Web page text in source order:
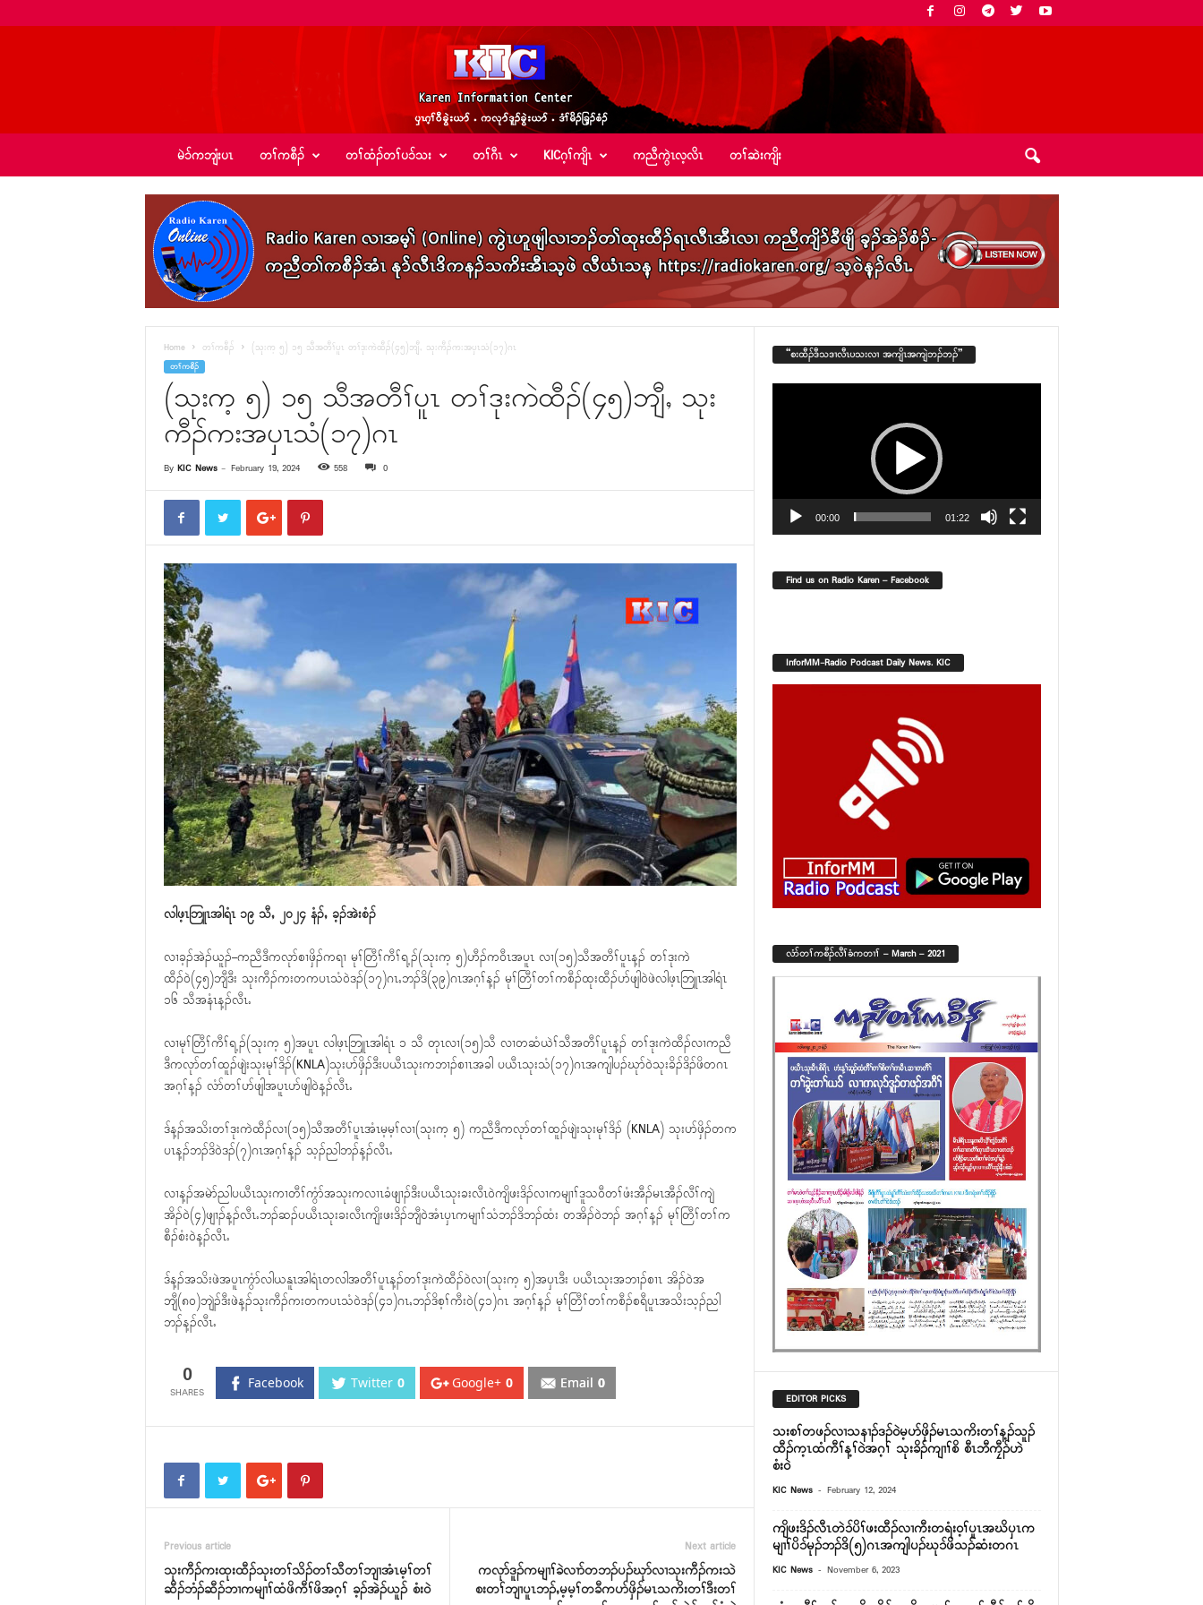
အဲ
မဲၥ်ကဘျံးပၤ တၢ်ကစီၣ် တၢ်ထံၣ်တၢ်ပၥ်သး တၢ်ဂီၤ KICဂ့ၢ်ကျိၤ ကညီကွဲၤလ့လိၤ တၢ်ဆဲးကျိး
Home တၢ်ကစီၣ် (သုးက့ ၅) ၁၅ သီအတီၢ်ပူၤ တၢ်ဒုးကဲထီၣ်(၄၅)ဘျီႇ သုးကီၣ်ကးအၦၤသံ(၁၇)ဂၤ
တၢ်ကစီၣ်
(သုးက့ ၅) ၁၅ သီအတီၢ်ပူၤ တၢ်ဒုးကဲထီၣ်(၄၅)ဘျီႇ သုး
ကီၣ်ကးအၦၤသံ(၁၇)ဂၤ
By KIC News- February 19, 2024 558 0
လါဖ့ၤဘြူၤအါရံၤ ၁၉ သီႇ ၂၀၂၄ နံၣ်ႇ ခ့ၣ်အဲးစံၣ်
လၢခ့ၣ်အဲၣ်ယူၣ်–ကညီဒီကလုာ်စၢဖှိၣ်ကရၢ မုၢ်တြီၢ်ကီၢ်ရ့ၣ်(သုးက့ ၅)ဟီၣ်က၀ီၤအပူၤ လၢ(၁၅)သီအတီၢ်ပူၤန့ၣ် တၢ်ဒုးကဲ
ထီၣ်၀ဲ(၄၅)ဘျီဒီး သုးကီၣ်ကးတကပၤသံ၀ဲဒၣ်(၁၇)ဂၤႇဘၣ်ဒိ(၃၉)ဂၤအဂ့ၢ်န့ၣ် မုၢ်တြီၢ်တၢ်ကစီၣ်ထုးထီၣ်ပာ်ဖျါ၀ဲဖဲလါဖ့ၤဘြူၤအါရံၤ
၁၆ သီအနံၤန့ၣ်လီၤႉ
လၢမုၢ်တြီၢ်ကီၢ်ရ့ၣ်(သုးက့ ၅)အပူၤ လါဖ့ၤဘြူၤအါရံၤ ၁ သီ တုၤလၢ(၁၅)သီ လၢတဆံယဲၢ်သီအတီၢ်ပူၤန့ၣ် တၢ်ဒုးကဲထီၣ်လၢကညီ
ဒီကလုာ်တၢ်ထူၣ်ဖျဲးသုးမုၢ်ဒိၣ်(KNLA)သုးပာ်ဖှိၣ်ဒီးပယီၤသုးကဘၢၣ်စၢၤအခါ ပယီၤသုးသံ(၁၇)ဂၤအကျါပၣ်ဃုာ်၀ဲသုးခိၣ်ဒိၣ်ဖိတဂၤ
အဂ့ၢ်န့ၣ် လံာ်တၢ်ပာ်ဖျါအပူၤပာ်ဖျါ၀ဲန့ၣ်လီၤႉ
ဒ်န့ၣ်အသိးတၢ်ဒုးကဲထီၣ်လၢ(၁၅)သီအတီၢ်ပူၤအံၤမ့မ့ၢ်လၢ(သုးက့ ၅) ကညီဒီကလုာ်တၢ်ထူၣ်ဖျဲးသုးမုၢ်ဒိၣ် (KNLA) သုးပာ်ဖှိၣ်တက
ပၤန့ၣ်ဘၣ်ဒိ၀ဲဒၣ်(၇)ဂၤအဂ့ၢ်န့ၣ် သ့ၣ်ညါဘၣ်န့ၣ်လီၤႉ
လၢန့ၣ်အမဲာ်ညါပယီၤသုးကၢတီၢ်ကွံာ်အသုးကလၢၤခံဖျၢၣ်ဒီးပယီၤသုးခးလီၤ၀ဲကျိဖးဒိၣ်လၢကမျၢၢ်ဒူသ၀ီတၢ်ဖံးအီၣ်မၤအီၣ်လီၢ်ကျဲ
အိၣ်၀ဲ(၄)ဖျၢၣ်န့ၣ်လီၤႉဘၣ်ဆၣ်ပယီၤသုးခးလီၤကျိးဖးဒိၣ်ဘျီ၀ဲအံၤၦၤကမျၢၢ်သံဘၣ်ဒိဘၣ်ထံး တအိၣ်၀ဲဘၣ် အဂ့ၢ်န့ၣ် မုၢ်တြီၢ်တၢ်က
စီၣ်စံး၀ဲန့ၣ်လီၤႉ
ဒ်န့ၣ်အသိးဖဲအပူၤကွံာ်လါယနူၤအါရံၤတလါအတီၢ်ပူၤန့ၣ်တၢ်ဒုးကဲထီၣ်၀ဲလၢ(သုးက့ ၅)အၦၤဒီး ပယီၤသုးအဘၢၣ်စၢၤ အိၣ်၀ဲအ
ဘျီ(၈၀)ဘျဲၣ်ဒီးဖဲန့ၣ်သုးကီၣ်ကးတကပၤသံ၀ဲဒၣ်(၄၁)ဂၤႇဘၣ်ဒိစ့ၢ်ကီး၀ဲ(၄၁)ဂၤ အဂ့ၢ်န့ၣ် မုၢ်တြီၢ်တၢ်ကစီၣ်စရီပူၤအသိးသ့ၣ်ညါ
ဘၣ်န့ၣ်လီၤႉ
0 Facebook Twitter 0 Google+ 0 Email 0
Previous article
သုးကီၣ်ကးထုးထီၣ်သုးတၢ်သိၣ်တၢ်သီတၢ်ဘျၢအံၤမ့ၢ်တၢ်
ဆီၣ်ဘံၣ်ဆီၣ်ဘၢကမျၢၢ်ထံဖိကီၢ်ဖိအဂ့ၢ် ခ့ၣ်အဲၣ်ယူၣ် စံး၀ဲ
Next article
ကလုာ်ဒူၣ်ကမျၢၢ်ခဲလၢာ်တဘၣ်ပၣ်ဃုာ်လၢသုးကီၣ်ကးသဲ
စးတၢ်ဘျၢပူၤဘၣ်ႇမ့မ့ၢ်တခီကပာ်ဖှိၣ်မၤသကိးတၢ်ဒီးတၢ်
“စးထီၣ်ဒီသဒၢလီၤပသးလၢ အကျိၤအကျဲဘၣ်ဘၣ်”
00:00 01:22
Find us on Radio Karen – Facebook
InforMM-Radio Podcast Daily News. KIC
လံာ်တၢ်ကစီၣ်လီၢ်ခံကတၢၢ် – March – 2021
EDITOR PICKS
သးစၢ်တဖၣ်လၢသနၢၣ်ဒၣ်၀ဲမ့ပာ်ဖှိၣ်မၤသကိးတၢ်န့ၣ်သူၣ်
ထီၣ်က့ၤထံကီၢ်န့ၢ်၀ဲအဂ့ၢ် သုးခိၣ်ကျၢၢ်စိ စီၤဘီကၠီၣ်ဟဲ
စံး၀ဲ
KIC News - February 12, 2024
ကျိဖးဒိၣ်လီၤတဲ၁်ပိၢ်ဖးထီၣ်လၢကီးတရံး၀့ၢ်ပူၤအဃိၦၤက
မျၢၢ်ပိ၁်မုၣ်ဘၣ်ဒိ(၅)ဂၤအကျါပၣ်ဃု၁်ဖိသၣ်ဆံးတဂၤ
KIC News - November 6, 2023